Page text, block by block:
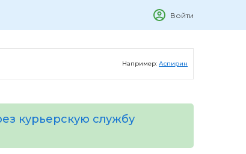
Войти
Например: Аспирин
курьерскую службу